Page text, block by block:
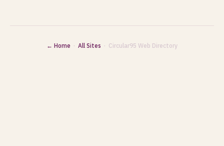
← Home · All Sites · Circular95 Web Directory